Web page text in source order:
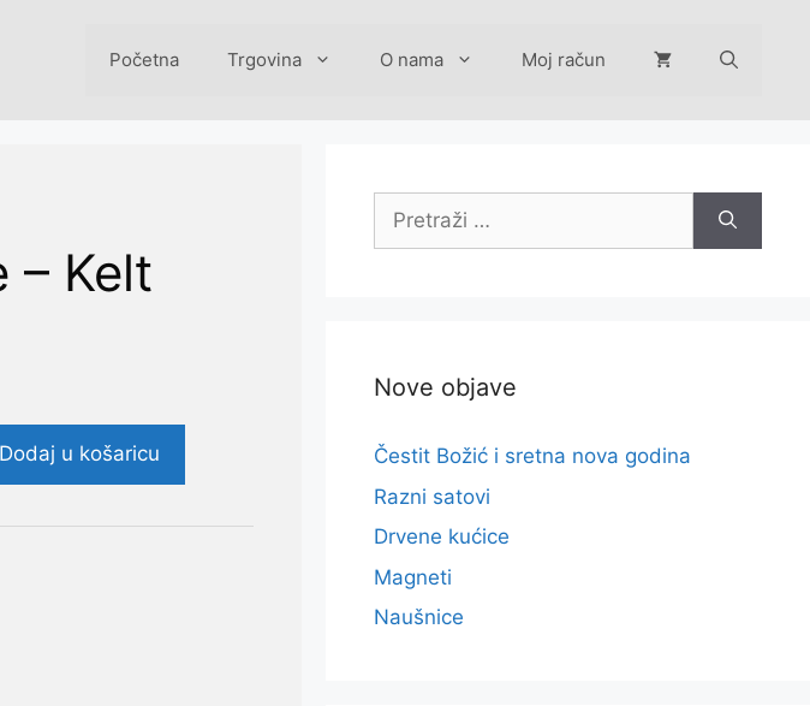
Početna Trgovina O nama Moj račun
– Kelt
Dodaj u košaricu
Pretraži:
Nove objave
Čestit Božić i sretna nova godina
Razni satovi
Drvene kućice
Magneti
Naušnice